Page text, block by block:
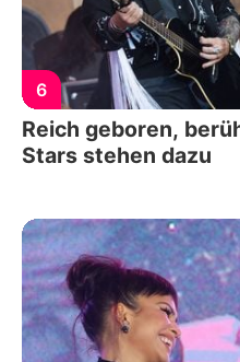
6
Reich geboren,
Stars stehen dazu